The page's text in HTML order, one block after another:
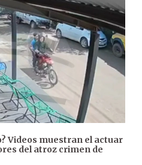
Videos muestran el actuar
del atroz crimen de